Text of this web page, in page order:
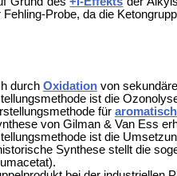
Fehling-Probe, da die
durch Oxidationvon
ist die
für
von Gilman & Van Ess
ist die
Synthese stellt die